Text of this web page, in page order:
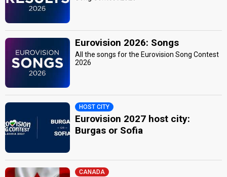
Eurovision 2026: Songs
All the songs for the Eurovision Song Contest
2026
HOST CITY
Eurovision 2027 host city:
Burgas or Sofia
CANADA